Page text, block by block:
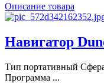
Описание товара
Навигатор
Тип портативный
Программа ...